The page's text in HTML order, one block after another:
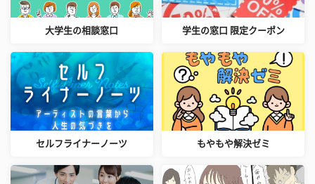
大学生の相談窓口 学生の窓口 限定クーポン
セルフライナーノーツ もやもや解決ゼミ